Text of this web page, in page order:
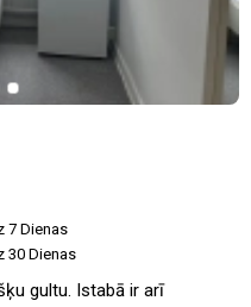
7 Dienas
30 Dienas
gultu. Istabā ir arī